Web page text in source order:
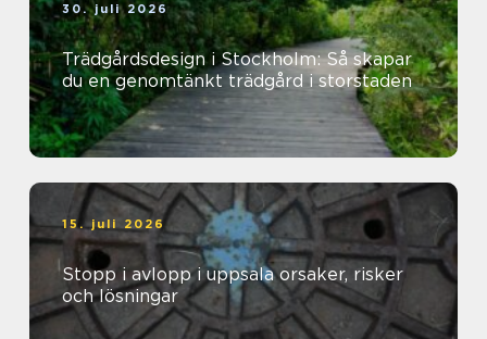
30. juli 2026
Trädgårdsdesign i Stockholm: Så skapar
du en genomtänkt trädgård i storstaden
15. juli 2026
Stopp i avlopp i uppsala orsaker, risker
och lösningar